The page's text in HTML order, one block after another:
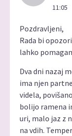
11:05
Pozdravljeni,
Rada bi
lahko
Dva dni nazaj
ima njen
videla,
bolijo ramena
uri, malo jaz z
na vdih.